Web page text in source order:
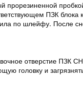
прорезиненной
ПЗК блока
по шлейфу. После
отверстие ПЗК
головку и